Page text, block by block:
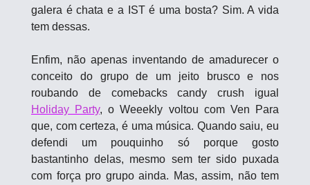
galera é chata e a IST é uma bosta? Sim. A vida
tem dessas.
Enfim, não apenas inventando de amadurecer o
conceito do grupo de um jeito brusco e nos
Holiday Party, o Weeekly voltou com Ven Para
que, com certeza, é uma música. Quando saiu, eu
defendi um pouquinho só porque gosto
bastantinho delas, mesmo sem ter sido puxada
com força pro grupo ainda. Mas, assim, não tem